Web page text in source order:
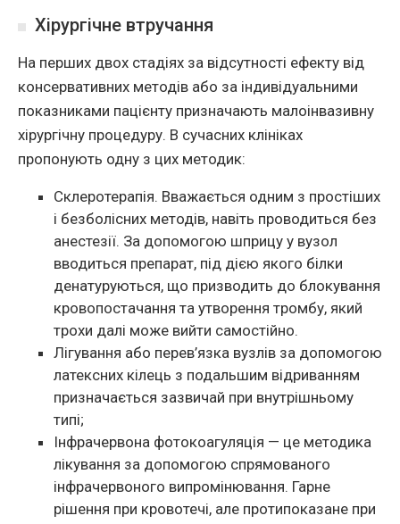
Хірургічне втручання
На перших двох стадіях за відсутності ефекту від
консервативних методів або за індивідуальними
показниками пацієнту призначають малоінвазивну
хірургічну процедуру. В сучасних клініках
пропонують одну з цих методик:
Склеротерапія. Вважається одним з простіших
і безболісних методів, навіть проводиться без
анестезії. За допомогою шприцу у вузол
вводиться препарат, під дією якого білки
денатуруються, що призводить до блокування
кровопостачання та утворення тромбу, який
трохи далі може вийти самостійно.
Лігування або перев’язка вузлів за допомогою
латексних кілець з подальшим відриванням
призначається зазвичай при внутрішньому
типі;
Інфрачервона фотокоагуляція — це методика
лікування за допомогою спрямованого
інфрачервоного випромінювання. Гарне
рішення при кровотечі, але протипоказане при